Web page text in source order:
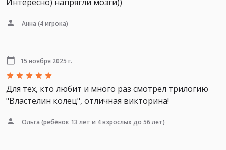
Анна (4 игрока)
15 ноября 2025 г.
Для тех, кто любит и много раз смотрел трилогию
"Властелин колец", отличная викторина!
Ольга (ребёнок 13 лет и 4 взрослых до 56 лет)